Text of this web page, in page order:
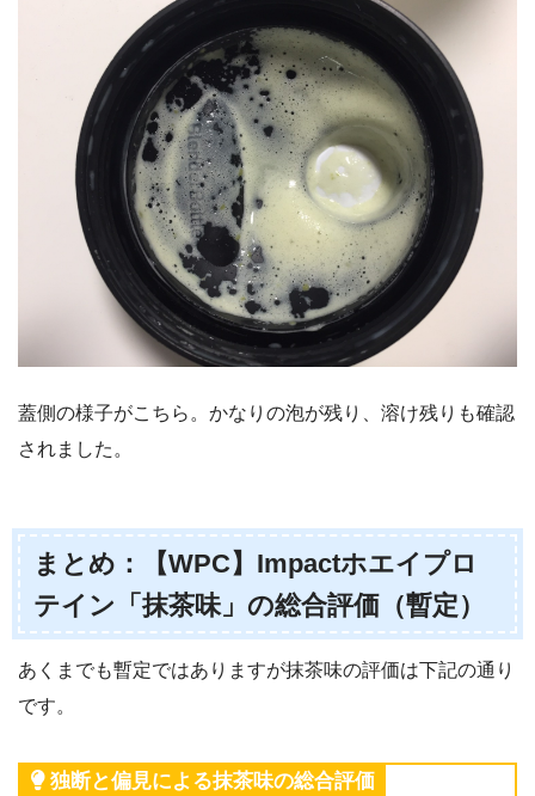
蓋側の様子がこちら。かなりの泡が残り、溶け残りも確認
されました。
まとめ：【WPC】Impactホエイプロ
テイン「抹茶味」の総合評価（暫定）
あくまでも暫定ではありますが抹茶味の評価は下記の通り
です。
独断と偏見による抹茶味の総合評価